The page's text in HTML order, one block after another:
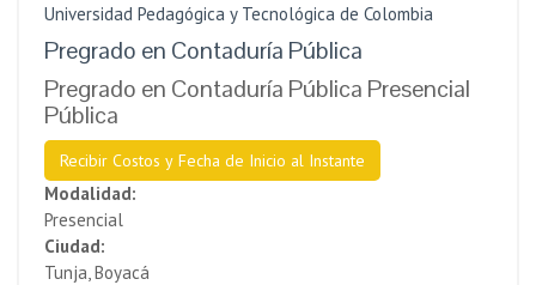
Universidad Pedagógica y Tecnológica de Colombia
Pregrado en Contaduría Pública
Pregrado en Contaduría Pública Presencial
Pública
Recibir Costos y Fecha de Inicio al Instante
Modalidad:
Presencial
Ciudad:
Tunja, Boyacá